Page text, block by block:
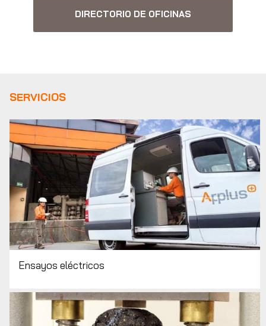
DIRECTORIO DE OFICINAS
SERVICIOS
Ensayos eléctricos